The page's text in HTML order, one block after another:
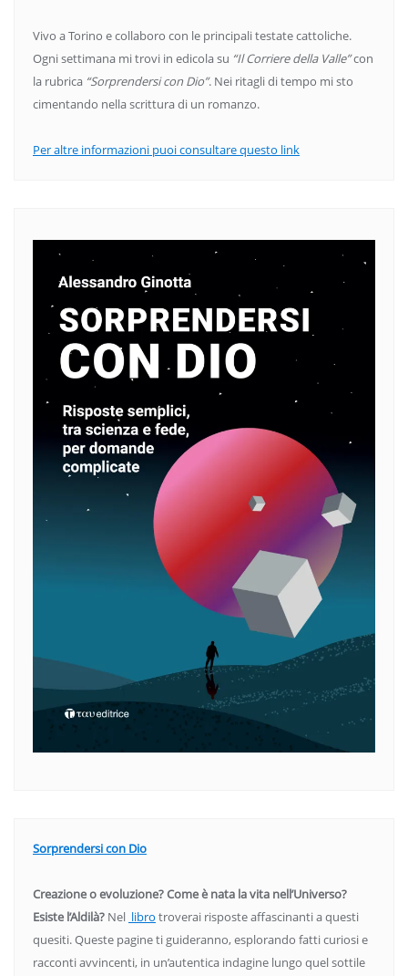
Vivo a Torino e collaboro con le principali testate cattoliche.
Ogni settimana mi trovi in edicola su “Il Corriere della Valle”con
la rubrica “Sorprendersi con Dio”. Nei ritagli di tempo mi sto
cimentando nella scrittura di un romanzo.
Per altre informazioni puoi consultare questo link
Sorprendersi con Dio
Creazione o evoluzione? Come è nata la vita nell’Universo?
Esiste l’Aldilà? Nel libro troverai risposte affascinanti a questi
quesiti. Queste pagine ti guideranno, esplorando fatti curiosi e
racconti avvincenti, in un’autentica indagine lungo quel sottile